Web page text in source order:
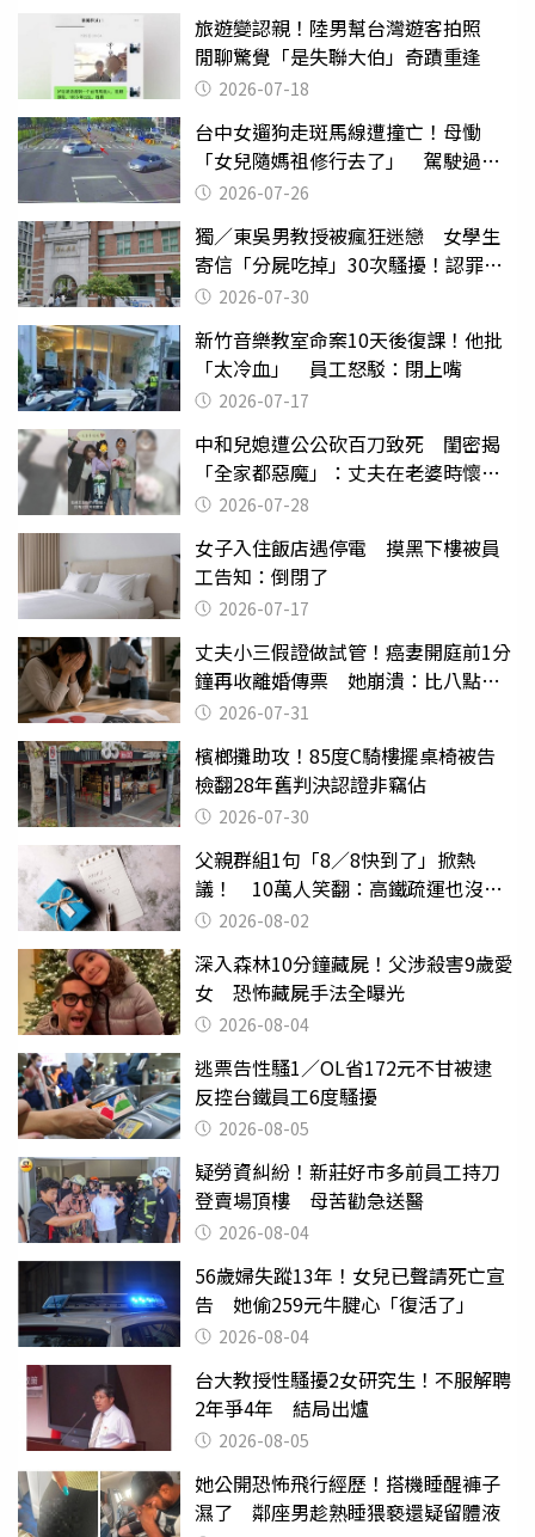
旅遊變認親！陸男幫台灣遊客拍照
閒聊驚覺「是失聯大伯」奇蹟重逢
2026-07-18
台中女遛狗走斑馬線遭撞亡！母慟
「女兒隨媽祖修行去了」 駕駛過失
致死判9月
2026-07-26
獨／東吳男教授被瘋狂迷戀 女學生
寄信「分屍吃掉」30次騷擾！認罪免
關 2026-07-30
新竹音樂教室命案10天後復課！他批
「太冷血」 員工怒駁：閉上嘴
2026-07-17
中和兒媳遭公公砍百刀致死 閨密揭
「全家都惡魔」：丈夫在老婆時懷孕
摔東西
2026-07-28
女子入住飯店遇停電 摸黑下樓被員
工告知：倒閉了
2026-07-17
丈夫小三假證做試管！癌妻開庭前1分
鐘再收離婚傳票 她崩潰：比八點檔
還扯2026-07-31
檳榔攤助攻！85度C騎樓擺桌椅被告
檢翻28年舊判決認證非竊佔
2026-07-30
父親群組1句「8／8快到了」掀熱
議！ 10萬人笑翻：高鐵疏運也沒列
父親節
2026-08-02
深入森林10分鐘藏屍！父涉殺害9歲愛
女 恐怖藏屍手法全曝光
2026-08-04
逃票告性騷1／OL省172元不甘被逮
反控台鐵員工6度騷擾
2026-08-05
疑勞資糾紛！新莊好市多前員工持刀
登賣場頂樓 母苦勸急送醫
2026-08-04
56歲婦失蹤13年！女兒已聲請死亡宣
告 她偷259元牛腱心「復活了」
2026-08-04
台大教授性騷擾2女研究生！不服解聘
2年爭4年 結局出爐
2026-08-05
她公開恐怖飛行經歷！搭機睡醒褲子
濕了 鄰座男趁熟睡猥褻還疑留體液